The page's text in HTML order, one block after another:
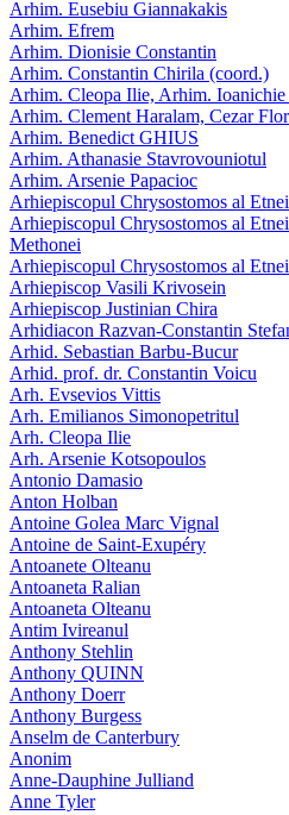
Arhim. Eusebiu Giannakakis
Arhim. Efrem
Arhim. Dionisie Constantin
Arhim. Constantin Chirila (coord.)
Arhim. Cleopa Ilie, Arhim. Ioanichie
Arhim. Clement Haralam, Cezar
Arhim. Benedict GHIUS
Arhim. Athanasie Stavrovouniotul
Arhim. Arsenie Papacioc
Arhiepiscopul Chrysostomos al
Arhiepiscopul Chrysostomos al
Methonei
Arhiepiscopul Chrysostomos al Etnei
Arhiepiscop Vasili Krivosein
Arhiepiscop Justinian Chira
Arhidiacon Razvan-Constantin
Arhid. Sebastian Barbu-Bucur
Arhid. prof. dr. Constantin Voicu
Arh. Evsevios Vittis
Arh. Emilianos Simonopetritul
Arh. Cleopa Ilie
Arh. Arsenie Kotsopoulos
Antonio Damasio
Anton Holban
Antoine Golea Marc Vignal
Antoine de Saint-Exupéry
Antoanete Olteanu
Antoaneta Ralian
Antoaneta Olteanu
Antim Ivireanul
Anthony Stehlin
Anthony QUINN
Anthony Doerr
Anthony Burgess
Anselm de Canterbury
Anonim
Anne-Dauphine Julliand
Anne Tyler